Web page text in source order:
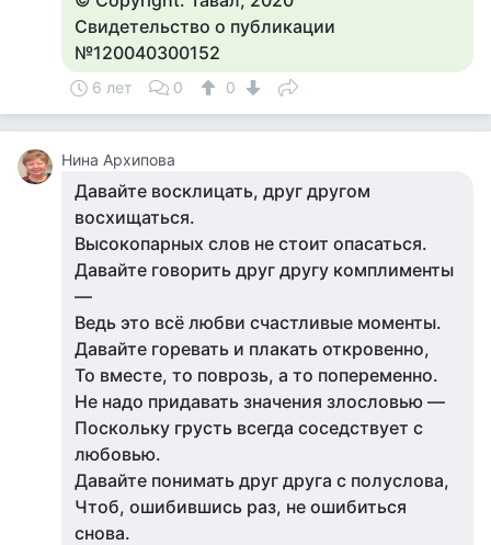
Свидетельство о публикации
№120040300152
6 лет 0 0
Нина Архипова
Давайте восклицать, друг другом
восхищаться.
Высокопарных слов не стоит опасаться.
Давайте говорить друг другу комплименты
—
Ведь это всё любви счастливые моменты.
Давайте горевать и плакать откровенно,
То вместе, то поврозь, а то попеременно.
Не надо придавать значения злословью —
Поскольку грусть всегда соседствует с
любовью.
Давайте понимать друг друга с полуслова,
Чтоб, ошибившись раз, не ошибиться
снова.